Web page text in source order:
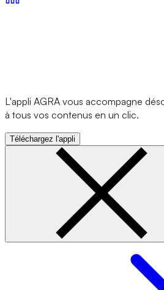
L'appli AGRA vous accompagne
à tous vos contenus en un clic.
Téléchargez l'appli